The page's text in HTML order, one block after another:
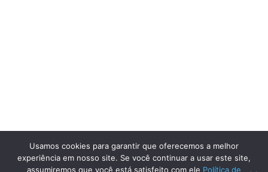
Usamos cookies para garantir que oferecemos a melhor
experiência em nosso site. Se você continuar a usar este site,
assumiremos que você está satisfeito com ele Política de